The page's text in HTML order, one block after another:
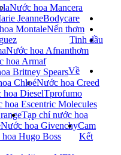
Nước hoa Mancera
Jeanne
Montale
Nước hoa Afnan
hoa Armaf
Britney Spears
ChloéNước hoa Creed
hoa Diesel
hoa Escentric Molecules
Nước hoa Givenchy
Hugo Boss
Bodycare
Nến thơm
Tinh dầu
thơm
Về
Tprofumo
Tạp chí nước hoa
Cam
Kết